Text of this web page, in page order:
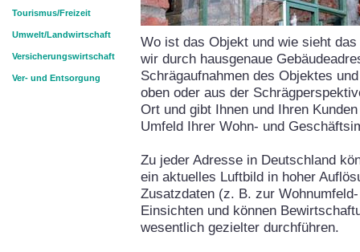
Tourismus/Freizeit
Umwelt/Landwirtschaft
Versicherungswirtschaft
Ver- und Entsorgung
Wo ist das Objekt und wie sieht
wir durch hausgenaue
Schrägaufnahmen des Objektes
oben oder aus der
Ort und gibt Ihnen und Ihren
Umfeld Ihrer Wohn- und
Zu jeder Adresse in Deutschland
ein aktuelles Luftbild in hoher
Zusatzdaten (z. B. zur
Einsichten und können
wesentlich gezielter durchführen.